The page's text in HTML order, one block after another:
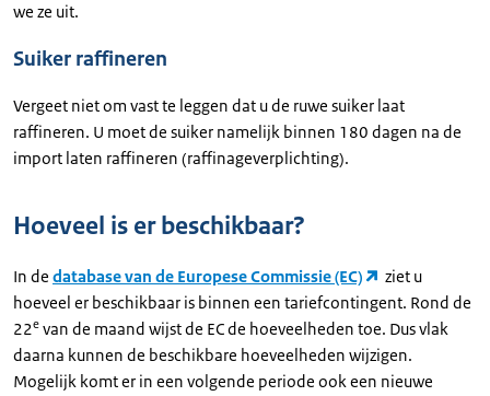
we ze uit.
Suiker raffineren
Vergeet niet om vast te leggen dat u de ruwe suiker laat
raffineren. U moet de suiker namelijk binnen 180 dagen na de
import laten raffineren (raffinageverplichting).
Hoeveel is er beschikbaar?
In de database van de Europese Commissie (EC)
ziet u
hoeveel er beschikbaar is binnen een tariefcontingent. Rond de
22e van de maand wijst de EC de hoeveelheden toe. Dus vlak
daarna kunnen de beschikbare hoeveelheden wijzigen.
Mogelijk komt er in een volgende periode ook een nieuwe